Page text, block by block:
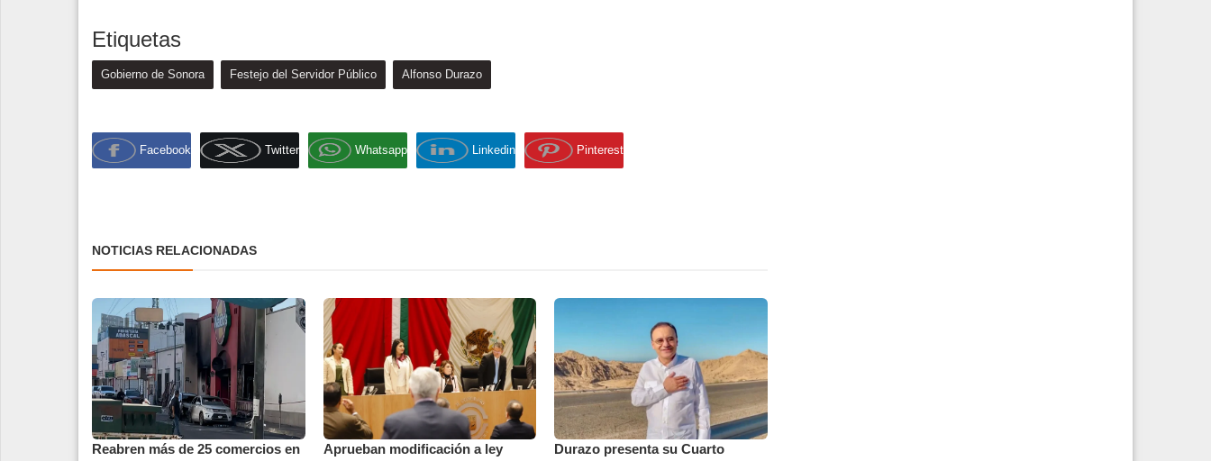
Etiquetas
Gobierno de Sonora Festejo del Servidor Público Alfonso Durazo
Facebook Twitter Whatsapp Linkedin Pinterest
NOTICIAS RELACIONADAS
Reabren más de 25 comercios en
Aprueban modificación a ley
Durazo presenta su Cuarto